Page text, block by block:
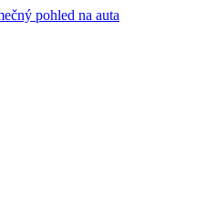
pohled na auta